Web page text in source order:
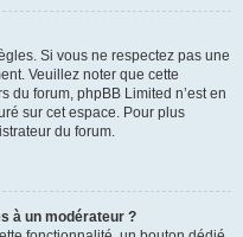
Si vous ne respectez pas une
Veuillez noter que cette
du forum, phpBB Limited n’est en
sur cet espace. Pour plus
du forum.
à un modérateur ?